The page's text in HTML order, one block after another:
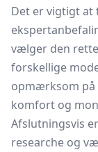
Det er vigtigt at
vælger den
forskellige
opmærksom på
komfort og
Afslutningsvis
researche og